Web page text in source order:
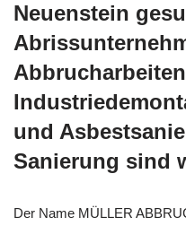
Neuenstein
und
Sanierung sind
Der Name MÜLLER